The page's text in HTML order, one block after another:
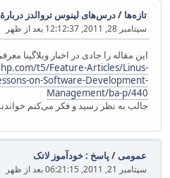
تازه‌ها /درس‌های لینوس تروالدز
سپتامبر 28, 2011, 12:12:37 بعد از ظهر
این مقاله را جادی در اخبار وبلاگینا
t5/Feature-Articles/Linus-
on-Software-Development-
Management/ba-p/440
جالب به نظر رسید و فکر می‌کنم
عمومی / پاسخ : خودآموز لاتک
سپتامبر 21, 2011, 06:21:15 بعد از ظهر